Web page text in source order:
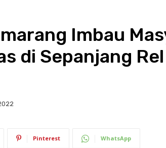
Imbau
di Sepanjang
Pinterest WhatsApp